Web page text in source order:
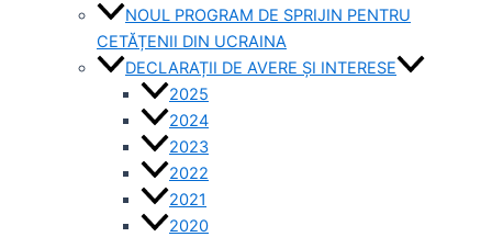
NOUL PROGRAM DE SPRIJIN PENTRU
CETĂȚENII DIN UCRAINA
DECLARAȚII DE AVERE ȘI INTERESE
2025
2024
2023
2022
2021
2020